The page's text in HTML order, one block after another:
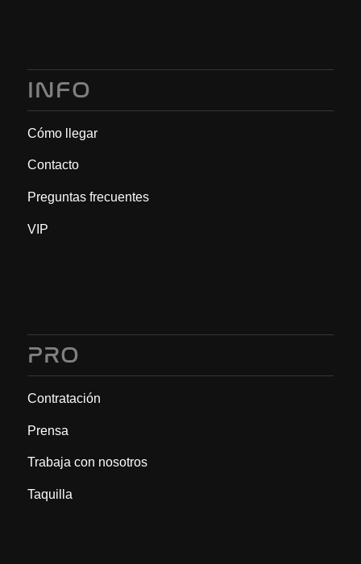
INFO
Cómo llegar
Contacto
Preguntas frecuentes
VIP
PRO
Contratación
Prensa
Trabaja con nosotros
Taquilla